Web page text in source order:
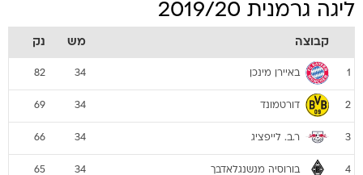
ליגה גרמנית 2019/20
קבוצה מש נק
1 באיירן מינכן 34
82
2 דורטמונד 34
69
3 ר.ב. לייפציג 34
66
4 בורוסיה מנשנגלאדבך 34
65